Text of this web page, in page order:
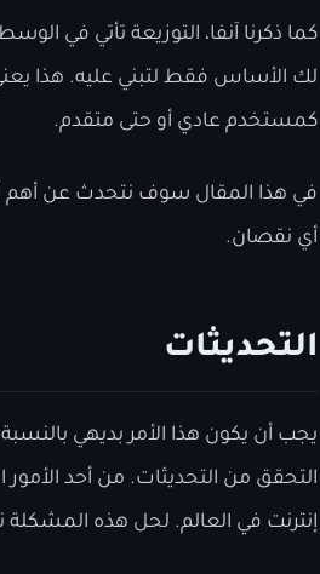
كما ذكرنا آنفا، التوزيعة تأتي في
لك الأساس فقط لتبني عليه. هذا يعني
كمستخدم عادي أو حتى متقدم.
في هذا المقال سوف نتحدث عن أهم
أي نقصان.
التحديثات
يجب أن يكون هذا الأمر بديهي
إنترنت في العالم. لحل هذه المشكلة